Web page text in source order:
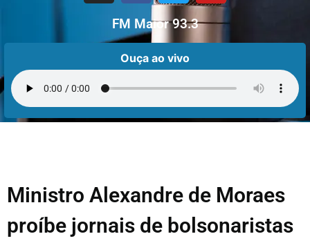
FM Maior 93.3
Ouça ao vivo
Ministro Alexandre de Moraes
proíbe jornais de bolsonaristas